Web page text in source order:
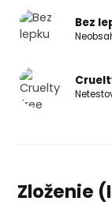
Bez
Zloženie